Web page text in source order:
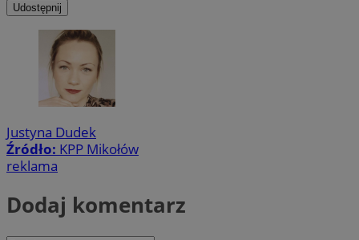
Udostępnij
Justyna Dudek
Źródło: KPP Mikołów
reklama
Dodaj komentarz